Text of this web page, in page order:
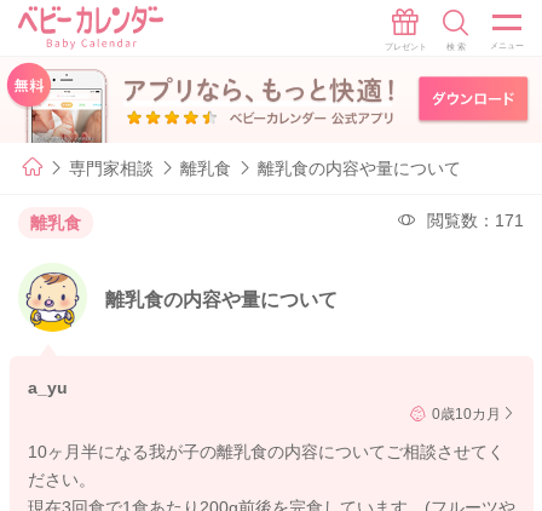
専門家相談 離乳食 離乳食の内容や量について
離乳食 閲覧数：171
離乳食の内容や量について
a_yu
0歳10カ月
10ヶ月半になる我が子の離乳食の内容についてご相談させてく
ださい。